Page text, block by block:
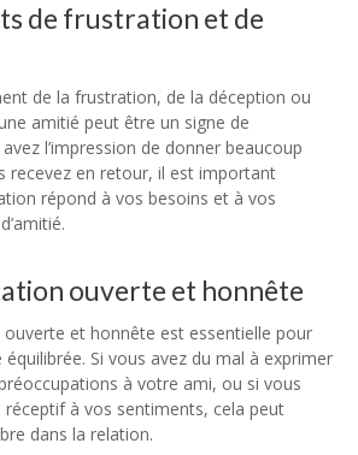
de frustration et de
de la frustration, de la déception ou
amitié peut être un signe de
l’impression de donner beaucoup
recevez en retour, il est important
répond à vos besoins et à vos
ouverte et honnête
et honnête est essentielle pour
Si vous avez du mal à exprimer
à votre ami, ou si vous
réceptif à vos sentiments, cela peut
dans la relation.